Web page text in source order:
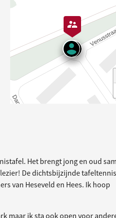
volledige
Het brengt jong en oud
De dichtsbijzijnde
van Heseveld en Hees. Ik hoop
maar ik sta ook open voor